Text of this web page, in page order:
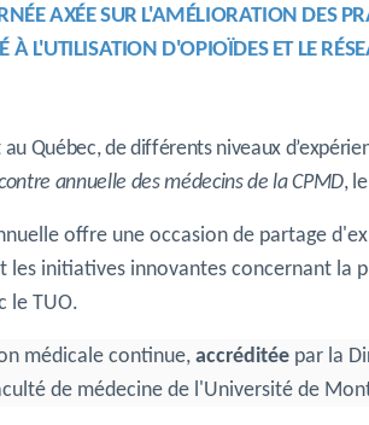
AXÉE SUR L'AMÉLIORATION DES
À L'UTILISATION D'OPIOÏDES ET LE
Québec, de différents niveaux
annuelle des médecins de la CPMD,
offre une occasion de partage
initiatives innovantes concernant la
le TUO.
médicale continue, accréditée par la
de médecine de l'Université de